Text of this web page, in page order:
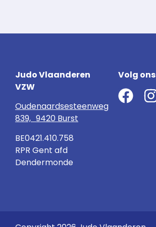
Judo Vlaanderen
VZW
Oudenaardsesteenweg
839, 9420 Burst
BE0421.410.758
RPR Gent afd
Dendermonde
Volg ons